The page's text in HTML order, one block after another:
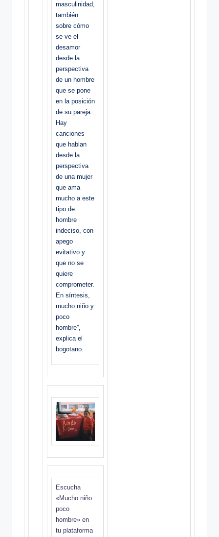
masculinidad,
también
sobre cómo
se ve el
desamor
desde la
perspectiva
de un hombre
que se pone
en la posición
de su pareja.
Hay
canciones
que hablan
desde la
perspectiva
de una mujer
que ama
mucho a este
tipo de
hombre
indeciso, con
apego
evitativo y
que no se
quiere
comprometer.
En síntesis,
mucho niño y
poco
hombre”,
explica el
bogotano.
Escucha
«Mucho niño
poco
hombre» en
tu plataforma